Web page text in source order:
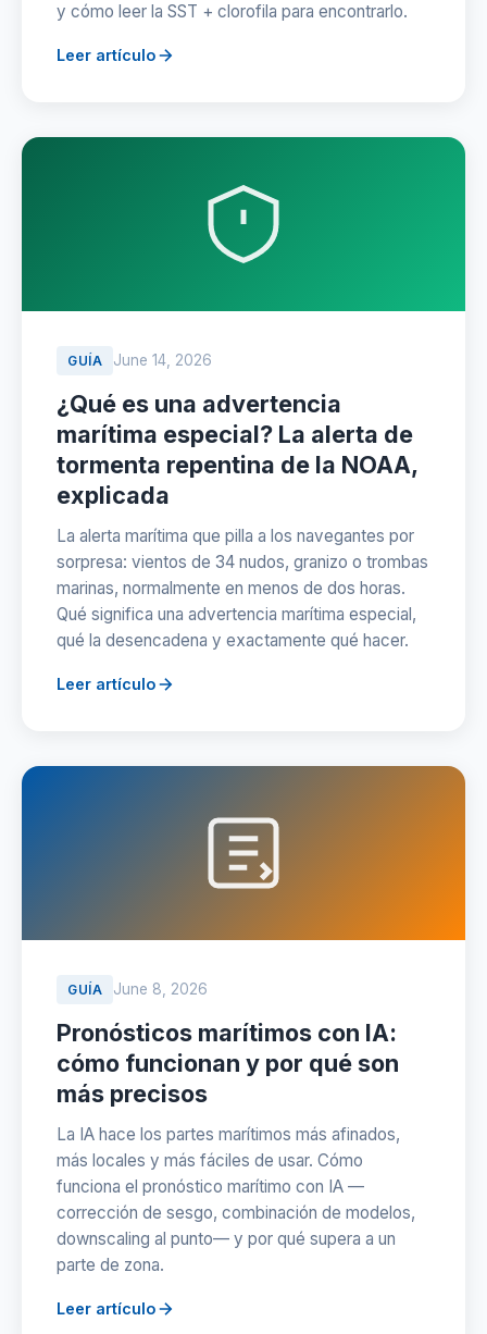
y cómo leer la SST + clorofila para encontrarlo.
Leer artículo
GUÍA June 14, 2026
¿Qué es una advertencia
marítima especial? La alerta de
tormenta repentina de la NOAA,
explicada
La alerta marítima que pilla a los navegantes por
sorpresa: vientos de 34 nudos, granizo o trombas
marinas, normalmente en menos de dos horas.
Qué significa una advertencia marítima especial,
qué la desencadena y exactamente qué hacer.
Leer artículo
GUÍA June 8, 2026
Pronósticos marítimos con IA:
cómo funcionan y por qué son
más precisos
La IA hace los partes marítimos más afinados,
más locales y más fáciles de usar. Cómo
funciona el pronóstico marítimo con IA —
corrección de sesgo, combinación de modelos,
downscaling al punto— y por qué supera a un
parte de zona.
Leer artículo